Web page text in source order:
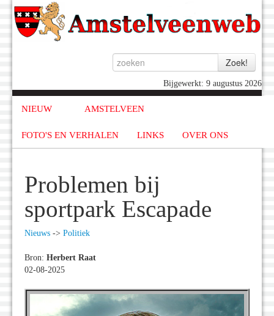
Bijgewerkt: 9 augustus 2026
NIEUW AMSTELVEEN
FOTO'S EN VERHALEN LINKS OVER ONS
Problemen bij
sportpark Escapade
Nieuws -> Politiek
Bron: Herbert Raat
02-08-2025